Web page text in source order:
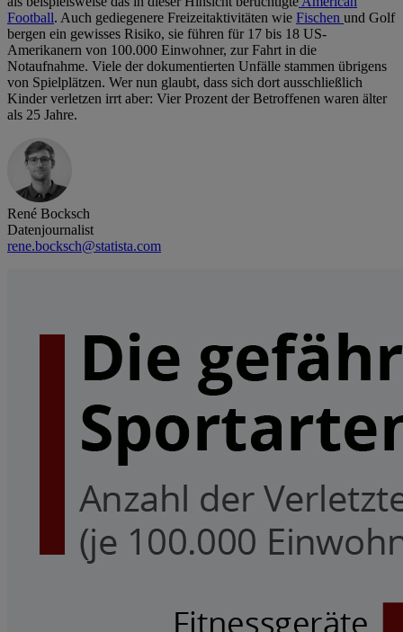
Football. Auch gediegenere Freizeitaktivitäten wie Fischen und Golf
bergen ein gewisses Risiko, sie führen für 17 bis 18 US-
Amerikanern von 100.000 Einwohner, zur Fahrt in die
Notaufnahme. Viele der dokumentierten Unfälle stammen übrigens
von Spielplätzen. Wer nun glaubt, dass sich dort ausschließlich
Kinder verletzen irrt aber: Vier Prozent der Betroffenen waren älter
als 25 Jahre.
René Bocksch
Datenjournalist
rene.bocksch@statista.com